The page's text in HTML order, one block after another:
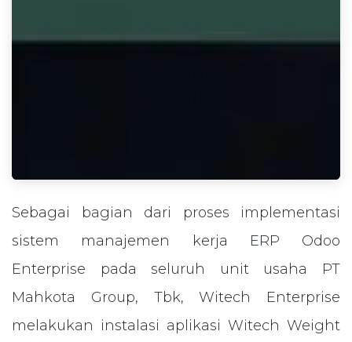
Sebagai bagian dari proses implementasi
sistem manajemen kerja ERP Odoo
Enterprise pada seluruh unit usaha PT
Mahkota Group, Tbk, Witech Enterprise
melakukan instalasi aplikasi Witech Weight